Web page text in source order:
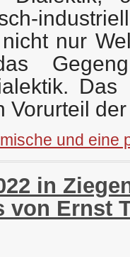
nur
Vorurteil der
und eine
in
von Ernst